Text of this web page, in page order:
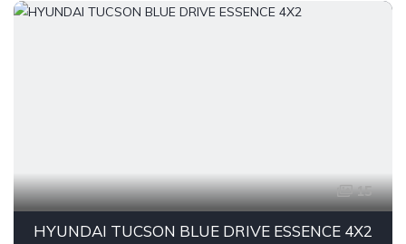
15
HYUNDAI TUCSON BLUE DRIVE ESSENCE 4X2